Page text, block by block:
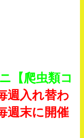
【爬虫類コ
週入れ替わ
週末に開催